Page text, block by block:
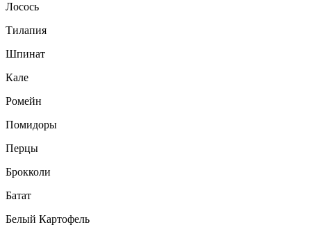
Лосось
Тилапия
Шпинат
Кале
Ромейн
Помидоры
Перцы
Брокколи
Батат
Белый Картофель